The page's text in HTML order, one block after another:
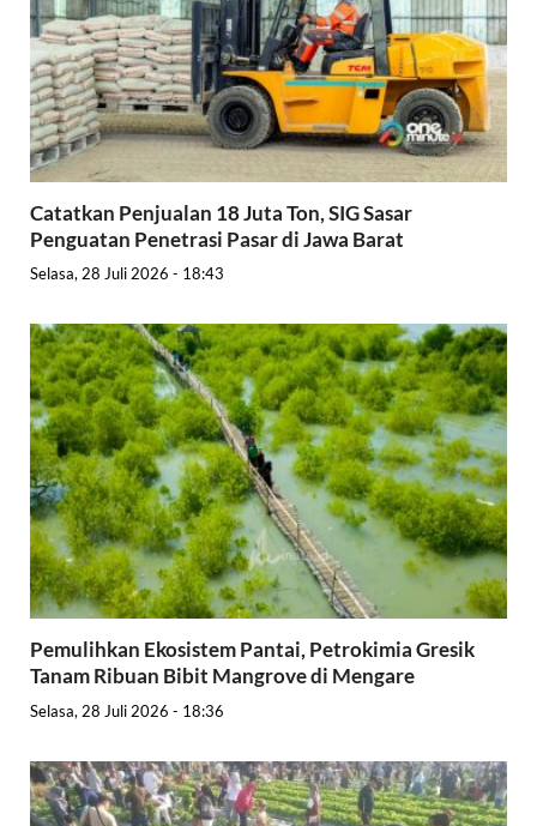
Catatkan Penjualan 18 Juta Ton, SIG Sasar
Penguatan Penetrasi Pasar di Jawa Barat
Selasa, 28 Juli 2026 - 18:43
Pemulihkan Ekosistem Pantai, Petrokimia Gresik
Tanam Ribuan Bibit Mangrove di Mengare
Selasa, 28 Juli 2026 - 18:36